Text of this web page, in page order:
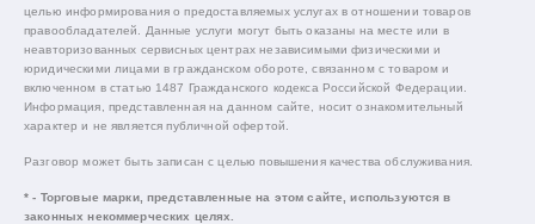
целью информирования о предоставляемых услугах в отношении товаров
правообладателей. Данные услуги могут быть оказаны на месте или в
неавторизованных сервисных центрах независимыми физическими и
юридическими лицами в гражданском обороте, связанном с товаром и
включенном в статью 1487 Гражданского кодекса Российской Федерации.
Информация, представленная на данном сайте, носит ознакомительный
характер и не является публичной офертой.
Разговор может быть записан с целью повышения качества обслуживания.
* - Торговые марки, представленные на этом сайте, используются в
законных некоммерческих целях.